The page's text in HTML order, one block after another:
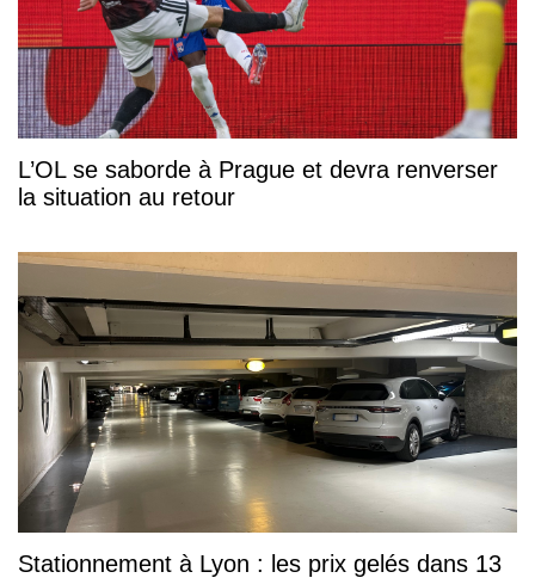
L’OL se saborde à Prague et devra renverser
la situation au retour
Stationnement à Lyon : les prix gelés dans 13